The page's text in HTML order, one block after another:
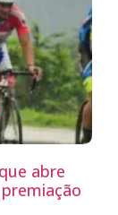
abre